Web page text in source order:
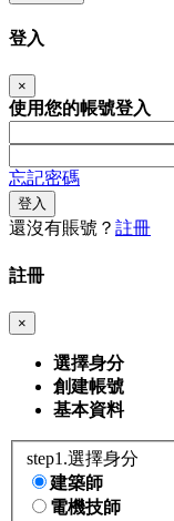
登入
×
使用您的帳號登入
忘記密碼
登入
還沒有賬號？ 註冊
註冊
×
選擇身分
創建帳號
基本資料
step1.選擇身分
建築師
電機技師